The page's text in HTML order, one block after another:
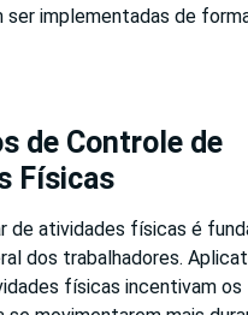
ser implementadas de
de Controle de
Físicas
de atividades físicas é
dos trabalhadores.
físicas incentivam os